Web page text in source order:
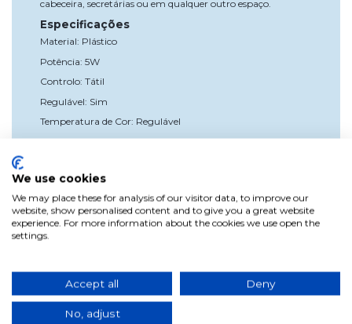
cabeceira, secretárias ou em qualquer outro espaço.
Especificações
Material: Plástico
Potência: 5W
Controlo: Tátil
Regulável: Sim
Temperatura de Cor: Regulável
Fonte de Luz: LED integrado
Tensão de Funcionamento: 230V ~ 50Hz
Proteção: Tipo 2
Vantagens
Personalização: Ajuste o nível de brilho e a temperatura de
Poupança Energética: A tecnologia LED proporciona uma
iluminação eficiente e duradoura.
Facilidade de Utilização: Controlo tátil intuitivo para uma
experiência de iluminação sem complicações.
We use cookies
We may place these for analysis of our visitor data, to improve our
website, show personalised content and to give you a great website
experience. For more information about the cookies we use open the
settings.
Accept all Deny
No, adjust